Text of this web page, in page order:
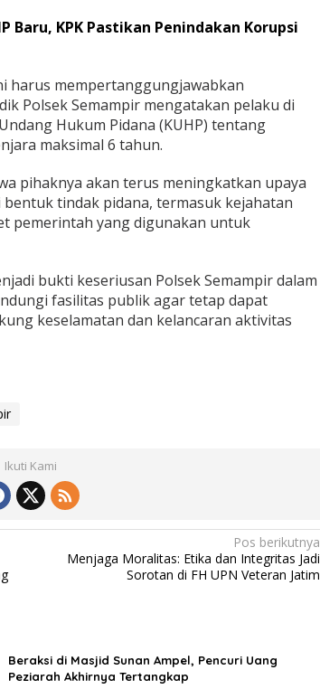
Baru, KPK Pastikan Penindakan Korupsi
harus mempertanggungjawabkan
Polsek Semampir mengatakan pelaku di
Hukum Pidana (KUHP) tentang
maksimal 6 tahun.
pihaknya akan terus meningkatkan upaya
tindak pidana, termasuk kejahatan
pemerintah yang digunakan untuk
bukti keseriusan Polsek Semampir dalam
fasilitas publik agar tetap dapat
keselamatan dan kelancaran aktivitas
Ikuti Kami
Pos berikutnya
Menjaga Moralitas: Etika dan Integritas Jadi
Sorotan di FH UPN Veteran Jatim
Beraksi di Masjid Sunan Ampel, Pencuri Uang
Peziarah Akhirnya Tertangkap